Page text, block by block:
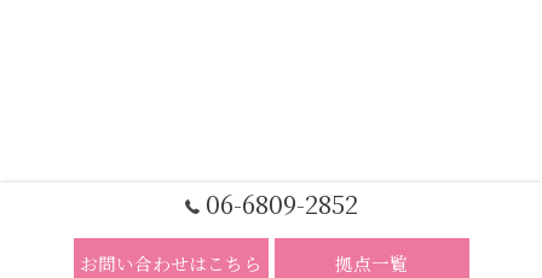
06-6809-2852
お問い合わせはこちら 拠点一覧